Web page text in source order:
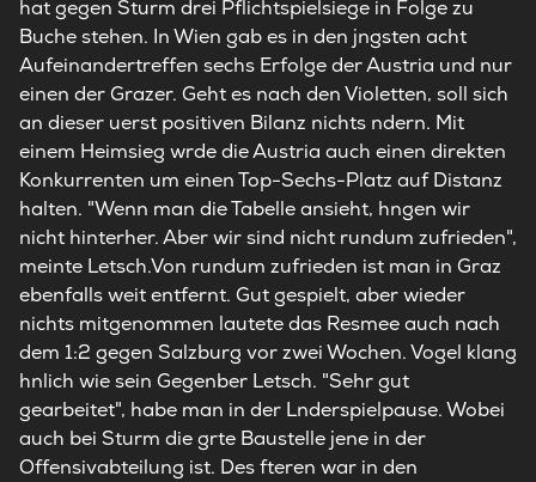
hat gegen Sturm drei Pflichtspielsiege in Folge zu
Buche stehen. In Wien gab es in den jngsten acht
Aufeinandertreffen sechs Erfolge der Austria und nur
einen der Grazer. Geht es nach den Violetten, soll sich
an dieser uerst positiven Bilanz nichts ndern. Mit
einem Heimsieg wrde die Austria auch einen direkten
Konkurrenten um einen Top-Sechs-Platz auf Distanz
halten. "Wenn man die Tabelle ansieht, hngen wir
nicht hinterher. Aber wir sind nicht rundum zufrieden",
meinte Letsch.Von rundum zufrieden ist man in Graz
ebenfalls weit entfernt. Gut gespielt, aber wieder
nichts mitgenommen lautete das Resmee auch nach
dem 1:2 gegen Salzburg vor zwei Wochen. Vogel klang
hnlich wie sein Gegenber Letsch. "Sehr gut
gearbeitet", habe man in der Lnderspielpause. Wobei
auch bei Sturm die grte Baustelle jene in der
Offensivabteilung ist. Des fteren war in den